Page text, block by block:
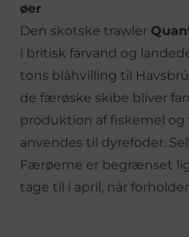
øer
Den skotske trawler
i britisk farvand og
tons blåhvilling til
de færøske skibe bliver
produktion af fiskemel og
anvendes til dyrefoder.
Færøerne er begrænset
tage til i april, når